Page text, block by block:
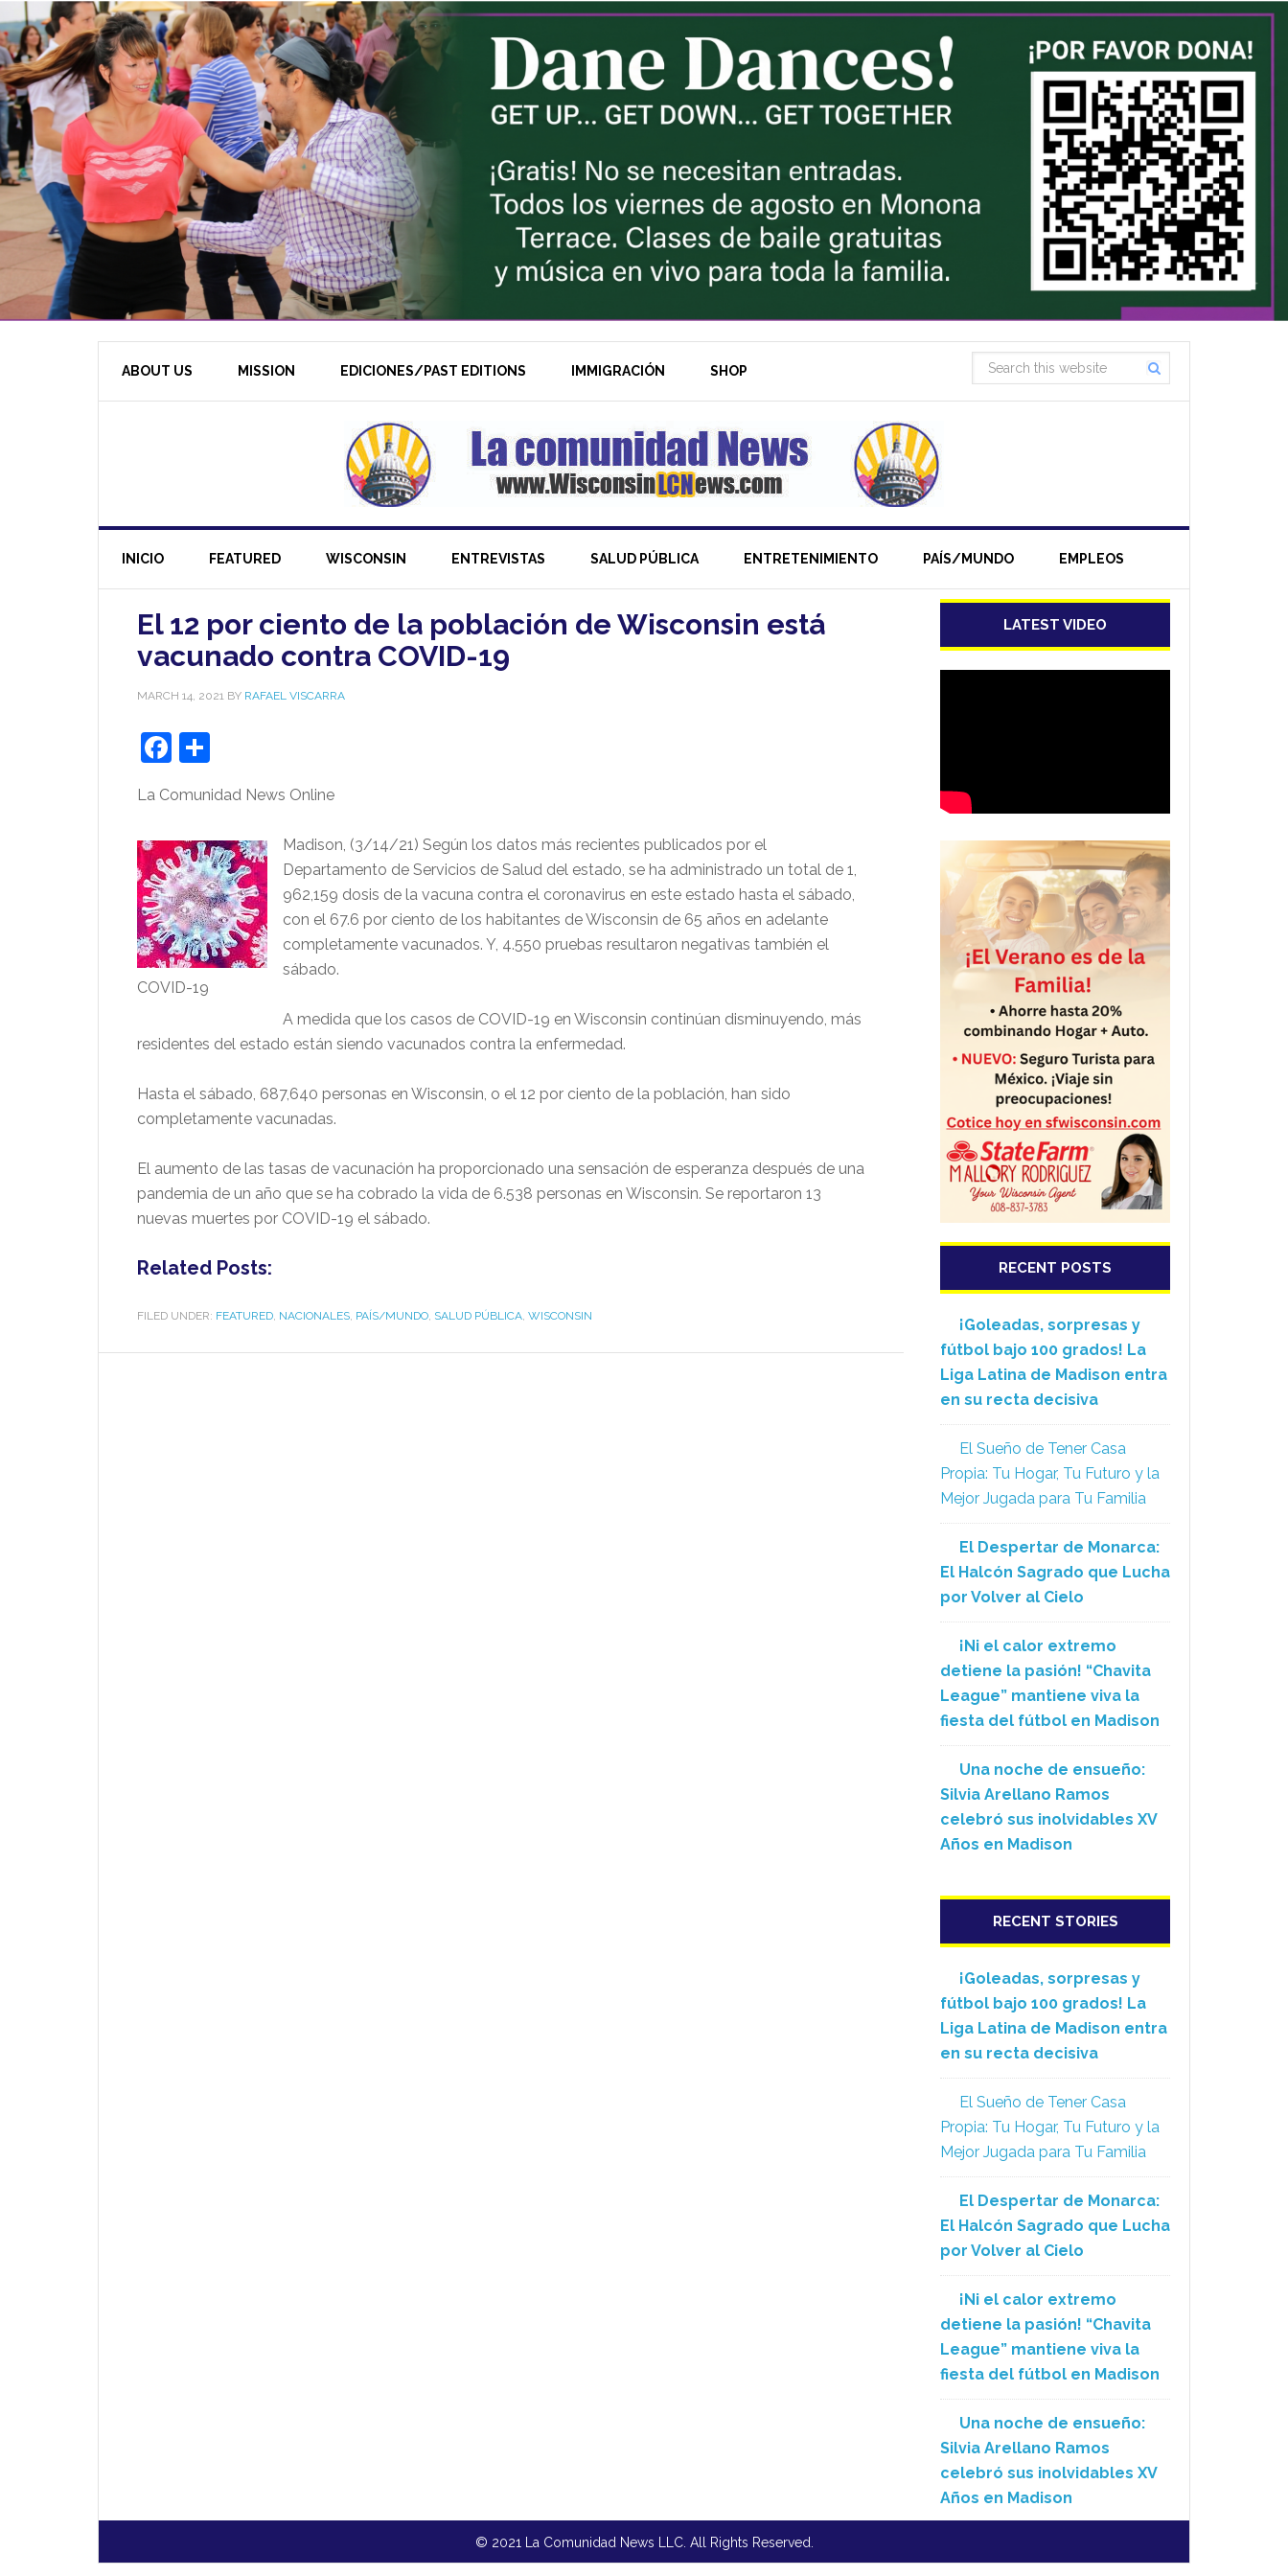
ABOUT US MISSION EDICIONES/PAST EDITIONS IMMIGRACIÓN SHOP
INICIO FEATURED WISCONSIN ENTREVISTAS SALUD PÚBLICA ENTRETENIMIENTO PAÍS/MUNDO EMPLEOS
El 12 por ciento de la población de Wisconsin está
vacunado contra COVID-19
MARCH 14, 2021 BY RAFAEL VISCARRA
Facebook
La Comunidad News Online
COVID-19
Madison, (3/14/21) Según los datos más recientes publicados por el
Departamento de Servicios de Salud del estado, se ha administrado un total de 1,
962,159 dosis de la vacuna contra el coronavirus en este estado hasta el sábado,
con el 67.6 por ciento de los habitantes de Wisconsin de 65 años en adelante
completamente vacunados. Y, 4.550 pruebas resultaron negativas también el
sábado.
A medida que los casos de COVID-19 en Wisconsin continúan disminuyendo, más
residentes del estado están siendo vacunados contra la enfermedad.
Hasta el sábado, 687,640 personas en Wisconsin, o el 12 por ciento de la población, han sido
completamente vacunadas.
El aumento de las tasas de vacunación ha proporcionado una sensación de esperanza después de una
pandemia de un año que se ha cobrado la vida de 6.538 personas en Wisconsin. Se reportaron 13
nuevas muertes por COVID-19 el sábado.
Related Posts:
FILED UNDER: FEATURED, NACIONALES, PAÍS/MUNDO, SALUD PÚBLICA, WISCONSIN
LATEST VIDEO
RECENT POSTS
¡Goleadas, sorpresas y
fútbol bajo 100 grados! La
Liga Latina de Madison entra
en su recta decisiva
El Sueño de Tener Casa
Propia: Tu Hogar, Tu Futuro y la
Mejor Jugada para Tu Familia
El Despertar de Monarca:
El Halcón Sagrado que Lucha
por Volver al Cielo
¡Ni el calor extremo
detiene la pasión! “Chavita
League” mantiene viva la
fiesta del fútbol en Madison
Una noche de ensueño:
Silvia Arellano Ramos
celebró sus inolvidables XV
Años en Madison
RECENT STORIES
¡Goleadas, sorpresas y
fútbol bajo 100 grados! La
Liga Latina de Madison entra
en su recta decisiva
El Sueño de Tener Casa
Propia: Tu Hogar, Tu Futuro y la
Mejor Jugada para Tu Familia
El Despertar de Monarca:
El Halcón Sagrado que Lucha
por Volver al Cielo
¡Ni el calor extremo
detiene la pasión! “Chavita
League” mantiene viva la
fiesta del fútbol en Madison
Una noche de ensueño:
Silvia Arellano Ramos
celebró sus inolvidables XV
Años en Madison
© 2021 La Comunidad News LLC. All Rights Reserved.